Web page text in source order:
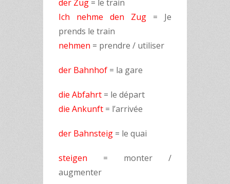
der Zug = le train
Ich nehme den Zug = Je
prends le train
nehmen = prendre / utiliser
der Bahnhof = la gare
die Abfahrt = le départ
die Ankunft = l’arrivée
der Bahnsteig = le quai
steigen = monter /
augmenter